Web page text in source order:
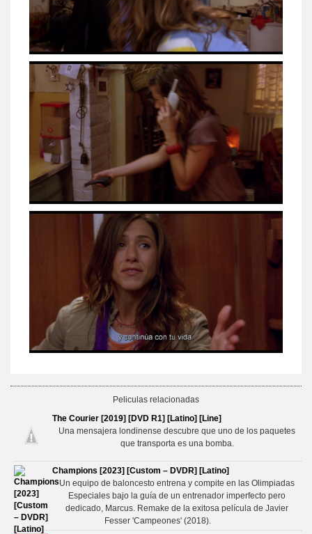
Peliculas relacionadas
The Courier [2019] [DVD R1] [Latino] [Line]
Una mensajera londinense descubre que uno de los paquetes
que transporta es una bomba.
Champions [2023] [Custom – DVDR] [Latino]
Un equipo de baloncesto entrena y compite en las Olimpiadas
Especiales bajo la guía de un entrenador imperfecto pero
dedicado, Marcus. Remake de la exitosa película de Javier
Fesser 'Campeones' (2018).